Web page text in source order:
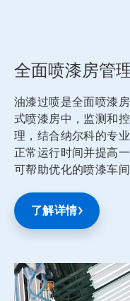
全面喷漆房管
油漆过喷是全面喷漆
式喷漆房中，监测和
理，结合纳尔科的专
正常运行时间并提高
可帮助优化的喷漆车间
了解详情